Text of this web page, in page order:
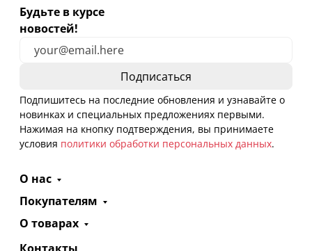
Будьте в курсе
новостей!
Подпишитесь на последние обновления и узнавайте о
новинках и специальных предложениях первыми.
Нажимая на кнопку подтверждения, вы принимаете
условия политики обработки персональных данных.
О нас
Покупателям
О товарах